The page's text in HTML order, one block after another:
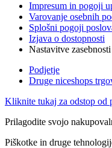
Impresum in pogoji
Varovanje osebnih
Splošni pogoji
Izjava o dostopnosti
Nastavitve zasebnosti
Podjetje
Druge niceshops
Kliknite tukaj za odstop od
Prilagodite svojo
Piškotke in druge